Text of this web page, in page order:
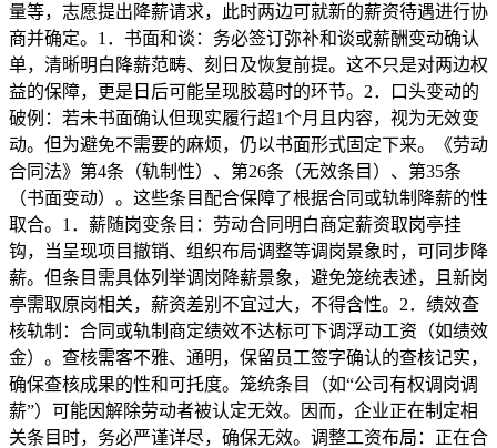
量等，志愿提出降薪请求，此时两边可就新的薪资待遇进行协
商并确定。1．书面和谈：务必签订弥补和谈或薪酬变动确认
单，清晰明白降薪范畴、刻日及恢复前提。这不只是对两边权
益的保障，更是日后可能呈现胶葛时的环节。2．口头变动的
破例：若未书面确认但现实履行超1个月且内容，视为无效变
动。但为避免不需要的麻烦，仍以书面形式固定下来。《劳动
合同法》第4条（轨制性）、第26条（无效条目）、第35条
（书面变动）。这些条目配合保障了根据合同或轨制降薪的性
取合。1．薪随岗变条目：劳动合同明白商定薪资取岗亭挂
钩，当呈现项目撤销、组织布局调整等调岗景象时，可同步降
薪。但条目需具体列举调岗降薪景象，避免笼统表述，且新岗
亭需取原岗相关，薪资差别不宜过大，不得含性。2．绩效查
核轨制：合同或轨制商定绩效不达标可下调浮动工资（如绩效
金）。查核需客不雅、通明，保留员工签字确认的查核记实，
确保查核成果的性和可托度。笼统条目（如“公司有权调岗调
薪”）可能因解除劳动者被认定无效。因而，企业正在制定相
关条目时，务必严谨详尽，确保无效。调整工资布局：正在合